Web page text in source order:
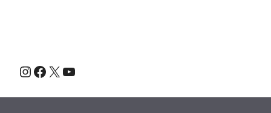
Instagram
Facebook
X YouTube